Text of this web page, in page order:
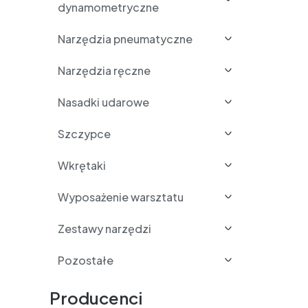
dynamometryczne
Narzędzia pneumatyczne
Narzędzia ręczne
Nasadki udarowe
Szczypce
Wkrętaki
Wyposażenie warsztatu
Zestawy narzędzi
Pozostałe
Producenci